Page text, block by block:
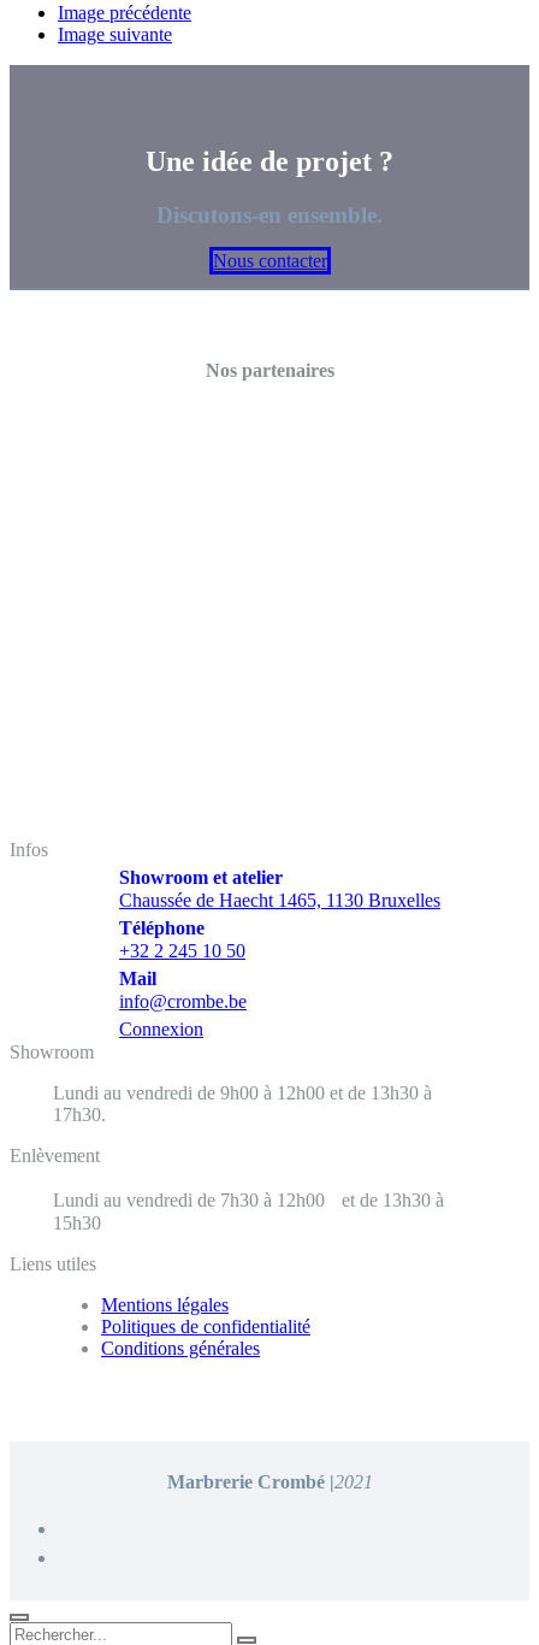
Image précédente
Image suivante
Une idée de projet ?
Discutons-en ensemble.
Nous contacter
Nos partenaires
Infos
Showroom et atelier
Chaussée de Haecht 1465, 1130 Bruxelles
Téléphone
+32 2 245 10 50
Mail
info@crombe.be
Connexion
Showroom
Lundi au vendredi de 9h00 à 12h00 et de 13h30 à
17h30.
Enlèvement
Lundi au vendredi de 7h30 à 12h00 et de 13h30 à
15h30
Liens utiles
Mentions légales
Politiques de confidentialité
Conditions générales
Marbrerie Crombé |2021
Rechercher...